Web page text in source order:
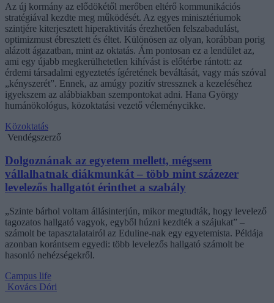
Az új kormány az elődökétől merőben eltérő kommunikációs
stratégiával kezdte meg működését. Az egyes minisztériumok
szintjére kiterjesztett hiperaktivitás érezhetően felszabadulást,
optimizmust ébresztett és éltet. Különösen az olyan, korábban porig
alázott ágazatban, mint az oktatás. Ám pontosan ez a lendület az,
ami egy újabb megkerülhetetlen kihívást is előtérbe rántott: az
érdemi társadalmi egyeztetés ígéretének beváltását, vagy más szóval
„kényszerét”. Ennek, az amúgy pozitív stressznek a kezeléséhez
igyekszem az alábbiakban szempontokat adni. Hana György
humánökológus, közoktatási vezető véleménycikke.
Közoktatás
Vendégszerző
Dolgoznának az egyetem mellett, mégsem
vállalhatnak diákmunkát – több mint százezer
levelezős hallgatót érinthet a szabály
„Szinte bárhol voltam állásinterjún, mikor megtudták, hogy levelező
tagozatos hallgató vagyok, egyből húzni kezdték a szájukat” –
számolt be tapasztalatairól az Eduline-nak egy egyetemista. Példája
azonban korántsem egyedi: több levelezős hallgató számolt be
hasonló nehézségekről.
Campus life
Kovács Dóri